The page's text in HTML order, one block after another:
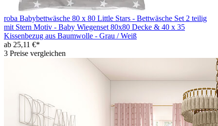
roba Babybettwäsche 80 x 80 Little Stars - Bettwäsche Set 2 teilig
mit Stern Motiv - Baby Wiegenset 80x80 Decke & 40 x 35
Kissenbezug aus Baumwolle - Grau / Weiß
ab 25,11 €*
3 Preise vergleichen